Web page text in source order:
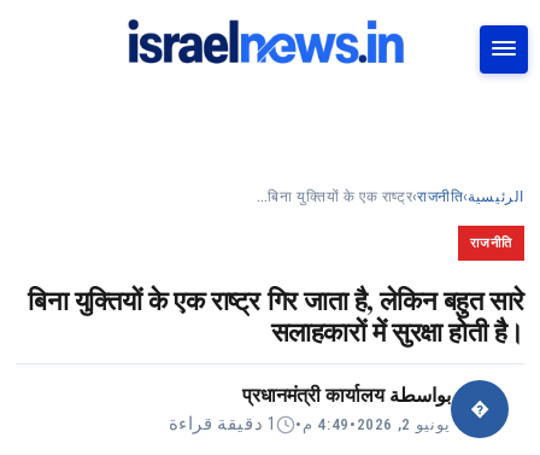
الرئيسية›
राजनीति
›
बिना युक्तियों के एक राष्ट्र…
राजनीति
बिना युक्तियों के एक राष्ट्र गिर जाता है, लेकिन बहुत सारे
सलाहकारों में सुरक्षा होती है।
�
بواسطةप्रधानमंत्री कार्यालय
يونيو 2, 2026 • 4:49 م • 1 دقيقة قراءة